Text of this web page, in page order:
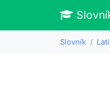
Slovník